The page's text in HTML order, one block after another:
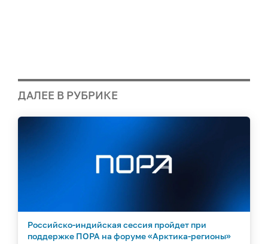
ДАЛЕЕ В РУБРИКЕ
Российско-индийская сессия пройдет при
поддержке ПОРА на форуме «Арктика-регионы»